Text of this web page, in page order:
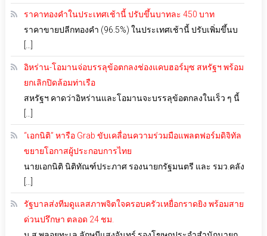
ราคาทองคำในประเทศเช้านี้ ปรับขึ้นบาทละ 450 บาท
ราคาขายปลีกทองคำ (96.5%) ในประเทศเช้านี้ ปรับเพิ่มขึ้นบ
อิหร่าน-โอมานจ่อบรรลุข้อตกลงช่องแคบฮอร์มุซ สหรัฐฯ พร้อม
ยกเลิกปิดล้อมท่าเรือ
สหรัฐฯ คาดว่าอิหร่านและโอมานจะบรรลุข้อตกลงในเร็ว ๆ นี้
“เอกนิติ” หารือ Grab ขับเคลื่อนความร่วมมือแพลตฟอร์มดิจิทัล
ขยายโอกาสผู้ประกอบการไทย
นายเอกนิติ นิติทัณฑ์ประภาศ รองนายกรัฐมนตรี และ รมว.คลัง
รัฐบาลส่งทีมดูแลสภาพจิตใจครอบครัวเหยื่อกราดยิง พร้อมสาย
ด่วนปรึกษา ตลอด 24 ชม.